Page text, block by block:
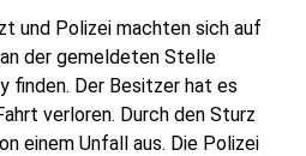
und Polizei machten sich auf
der gemeldeten Stelle
finden. Der Besitzer hat es
verloren. Durch den Sturz
einem Unfall aus. Die Polizei